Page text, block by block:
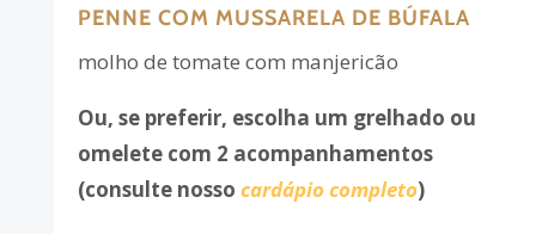
PENNE COM MUSSARELA DE BÚFALA
molho de tomate com manjericão
Ou, se preferir, escolha um grelhado ou
omelete com 2 acompanhamentos
(consulte nosso cardápio completo)